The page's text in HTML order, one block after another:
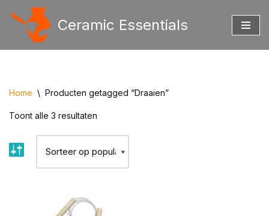
Ceramic Essentials
Home \ Producten getagged “Draaien”
Toont alle 3 resultaten